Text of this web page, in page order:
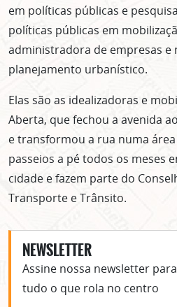
em políticas públicas e
políticas públicas em
administradora de empresas e
planejamento urbanístico.
Elas são as idealizadoras e
Aberta, que fechou a avenida
e transformou a rua numa
passeios a pé todos os meses
cidade e fazem parte do
Transporte e Trânsito.
NEWSLETTER
Assine nossa newsletter
tudo o que rola no centro
ASSINE
NOSSA
Clique no botão abaixo para